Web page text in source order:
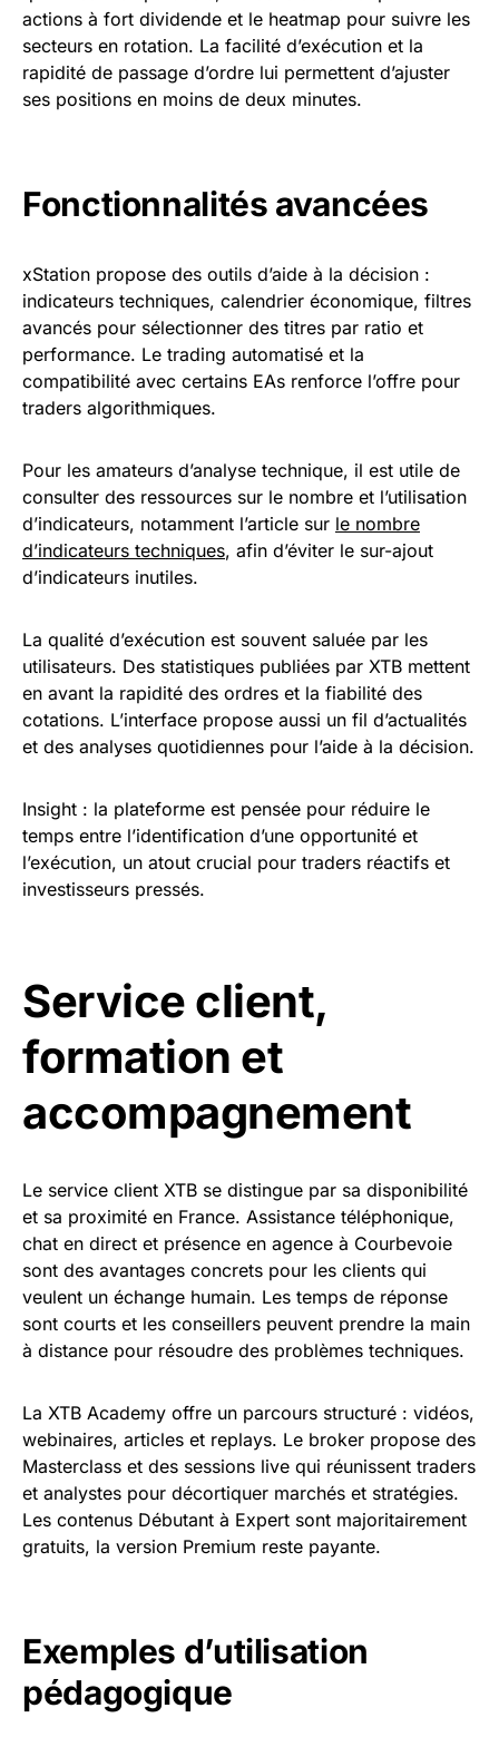
actions à fort dividende et le heatmap pour suivre les
secteurs en rotation. La facilité d’exécution et la
rapidité de passage d’ordre lui permettent d’ajuster
ses positions en moins de deux minutes.
Fonctionnalités avancées
xStation propose des outils d’aide à la décision :
indicateurs techniques, calendrier économique, filtres
avancés pour sélectionner des titres par ratio et
performance. Le trading automatisé et la
compatibilité avec certains EAs renforce l’offre pour
traders algorithmiques.
Pour les amateurs d’analyse technique, il est utile de
consulter des ressources sur le nombre et l’utilisation
d’indicateurs, notamment l’article sur le nombre
d’indicateurs techniques, afin d’éviter le sur-ajout
d’indicateurs inutiles.
La qualité d’exécution est souvent saluée par les
utilisateurs. Des statistiques publiées par XTB mettent
en avant la rapidité des ordres et la fiabilité des
cotations. L’interface propose aussi un fil d’actualités
et des analyses quotidiennes pour l’aide à la décision.
Insight : la plateforme est pensée pour réduire le
temps entre l’identification d’une opportunité et
l’exécution, un atout crucial pour traders réactifs et
investisseurs pressés.
Service client,
formation et
accompagnement
Le service client XTB se distingue par sa disponibilité
et sa proximité en France. Assistance téléphonique,
chat en direct et présence en agence à Courbevoie
sont des avantages concrets pour les clients qui
veulent un échange humain. Les temps de réponse
sont courts et les conseillers peuvent prendre la main
à distance pour résoudre des problèmes techniques.
La XTB Academy offre un parcours structuré : vidéos,
webinaires, articles et replays. Le broker propose des
Masterclass et des sessions live qui réunissent traders
et analystes pour décortiquer marchés et stratégies.
Les contenus Débutant à Expert sont majoritairement
gratuits, la version Premium reste payante.
Exemples d’utilisation
pédagogique